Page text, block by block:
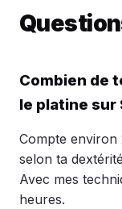
Combien de
le platine sur
Compte
selon ta
Avec mes
heures.